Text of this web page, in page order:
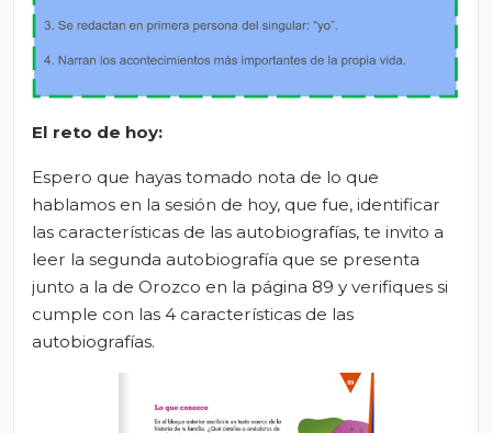
El reto de hoy:
Espero que hayas tomado nota de lo que
hablamos en la sesión de hoy, que fue, identificar
las características de las autobiografías, te invito a
leer la segunda autobiografía que se presenta
junto a la de Orozco en la página 89 y verifiques si
cumple con las 4 características de las
autobiografías.